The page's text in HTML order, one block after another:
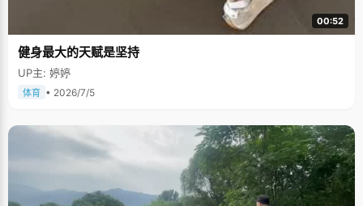
00:52
健身最大的天赋是坚持
UP主: 婷婷
体育 • 2026/7/5